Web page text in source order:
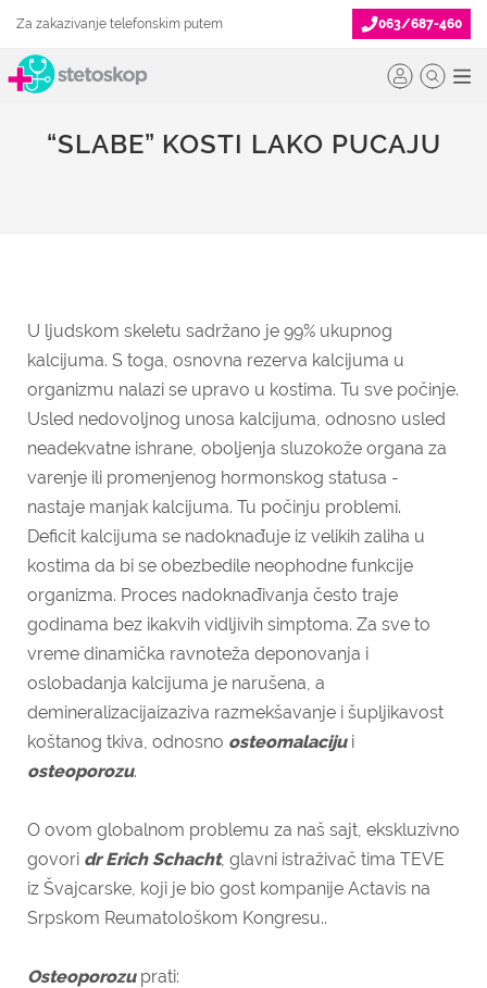
Za zakazivanje telefonskim putem 063/687-460
“SLABE” KOSTI LAKO PUCAJU
U ljudskom skeletu sadržano je 99% ukupnog
kalcijuma. S toga, osnovna rezerva kalcijuma u
organizmu nalazi se upravo u kostima. Tu sve počinje.
Usled nedovoljnog unosa kalcijuma, odnosno usled
neadekvatne ishrane, oboljenja sluzokože organa za
varenje ili promenjenog hormonskog statusa -
nastaje manjak kalcijuma. Tu počinju problemi.
Deficit kalcijuma se nadoknađuje iz velikih zaliha u
kostima da bi se obezbedile neophodne funkcije
organizma. Proces nadoknađivanja često traje
godinama bez ikakvih vidljivih simptoma. Za sve to
vreme dinamička ravnoteža deponovanja i
oslobadanja kalcijuma je narušena, a
demineralizacijaizaziva razmekšavanje i šupljikavost
koštanog tkiva, odnosno osteomalacijui
osteoporozu.
O ovom globalnom problemu za naš sajt, ekskluzivno
govori dr Erich Schacht, glavni istraživač tima TEVE
iz Švajcarske, koji je bio gost kompanije Actavis na
Srpskom Reumatološkom Kongresu..
Osteoporozuprati: